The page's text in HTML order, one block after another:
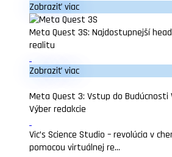
Zobraziť viac
Meta Quest 3S: Najdostupnejší
realitu
Zobraziť viac
Meta Quest 3: Vstup do Budúcnosti
Výber redakcie
Vic’s Science Studio – revolúcia v
pomocou virtuálnej re...